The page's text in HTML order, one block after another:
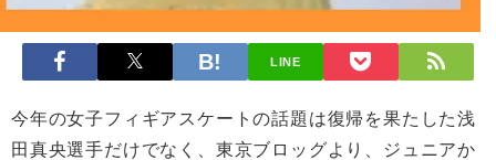
LINE
今年の女子フィギアスケートの話題は復帰を果たした浅
田真央選手だけでなく、東京ブロッグより、ジュニアか